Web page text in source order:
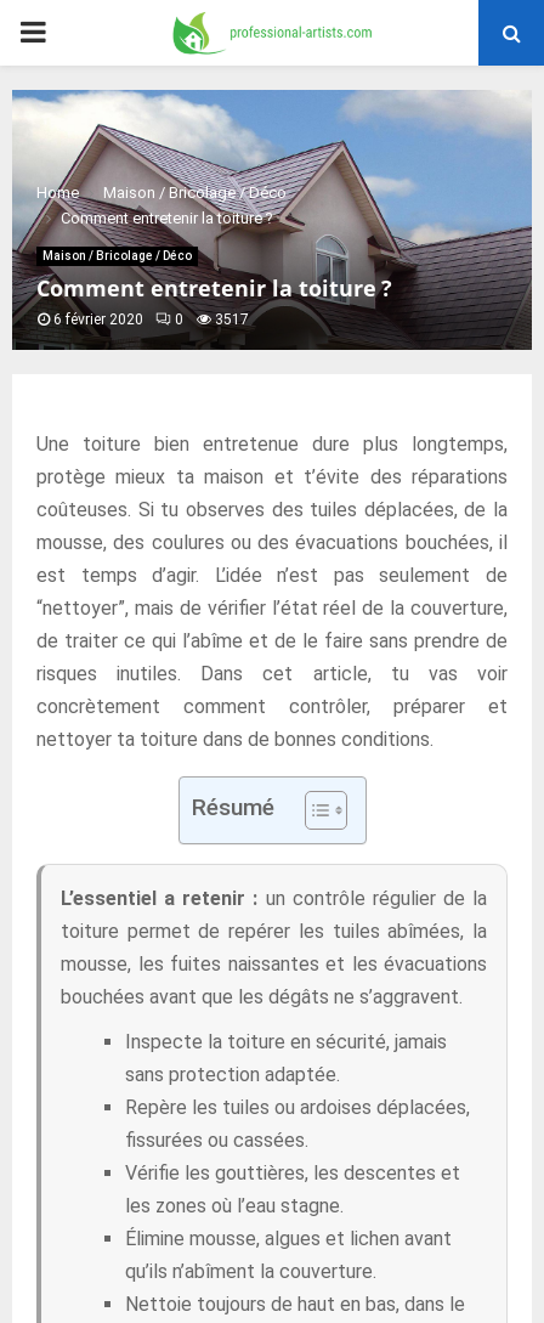
PRIMARY
MENU
Home
Maison / Bricolage / Déco
Comment entretenir la toiture ?
Maison / Bricolage / Déco
Comment entretenir la toiture ?
6 février 2020 0 3517
Une toiture bien entretenue dure plus longtemps,
protège mieux ta maison et t’évite des réparations
coûteuses. Si tu observes des tuiles déplacées, de la
mousse, des coulures ou des évacuations bouchées, il
est temps d’agir. L’idée n’est pas seulement de
“nettoyer”, mais de vérifier l’état réel de la couverture,
de traiter ce qui l’abîme et de le faire sans prendre de
risques inutiles. Dans cet article, tu vas voir
concrètement comment contrôler, préparer et
nettoyer ta toiture dans de bonnes conditions.
Résumé
L’essentiel a retenir : un contrôle régulier de la
toiture permet de repérer les tuiles abîmées, la
mousse, les fuites naissantes et les évacuations
bouchées avant que les dégâts ne s’aggravent.
Inspecte la toiture en sécurité, jamais
sans protection adaptée.
Repère les tuiles ou ardoises déplacées,
fissurées ou cassées.
Vérifie les gouttières, les descentes et
les zones où l’eau stagne.
Élimine mousse, algues et lichen avant
qu’ils n’abîment la couverture.
Nettoie toujours de haut en bas, dans le